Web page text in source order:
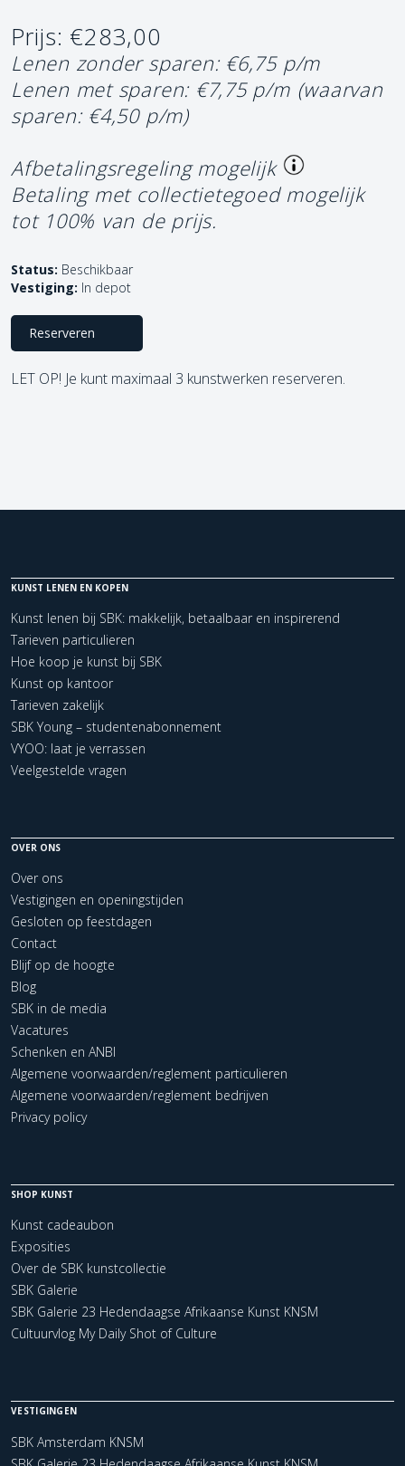
Prijs: €283,00
Lenen zonder sparen: €6,75 p/m
Lenen met sparen: €7,75 p/m (waarvan
sparen: €4,50 p/m)
Afbetalingsregeling mogelijk
Betaling met collectietegoed mogelijk
tot 100% van de prijs.
Status: Beschikbaar
Vestiging: In depot
Reserveren
LET OP! Je kunt maximaal 3 kunstwerken reserveren.
KUNST LENEN EN KOPEN
Kunst lenen bij SBK: makkelijk, betaalbaar en inspirerend
Tarieven particulieren
Hoe koop je kunst bij SBK
Kunst op kantoor
Tarieven zakelijk
SBK Young – studentenabonnement
VYOO: laat je verrassen
Veelgestelde vragen
OVER ONS
Over ons
Vestigingen en openingstijden
Gesloten op feestdagen
Contact
Blijf op de hoogte
Blog
SBK in de media
Vacatures
Schenken en ANBI
Algemene voorwaarden/reglement particulieren
Algemene voorwaarden/reglement bedrijven
Privacy policy
SHOP KUNST
Kunst cadeaubon
Exposities
Over de SBK kunstcollectie
SBK Galerie
SBK Galerie 23 Hedendaagse Afrikaanse Kunst KNSM
Cultuurvlog My Daily Shot of Culture
VESTIGINGEN
SBK Amsterdam KNSM